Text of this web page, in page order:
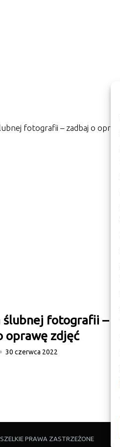
ślubnej fotografii –
oprawę zdjęć
30 czerwca 2022
PRAWA ZASTRZEŻONE